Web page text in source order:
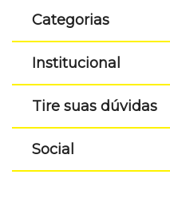
Categorias
Institucional
Tire suas dúvidas
Social